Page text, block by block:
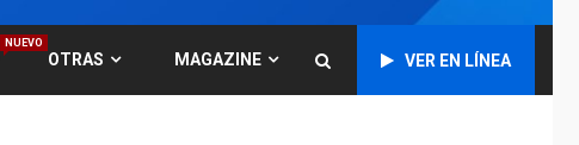
NUEVO
OTRAS MAGAZINE VER EN LÍNEA
REGIONALES
TITULARES